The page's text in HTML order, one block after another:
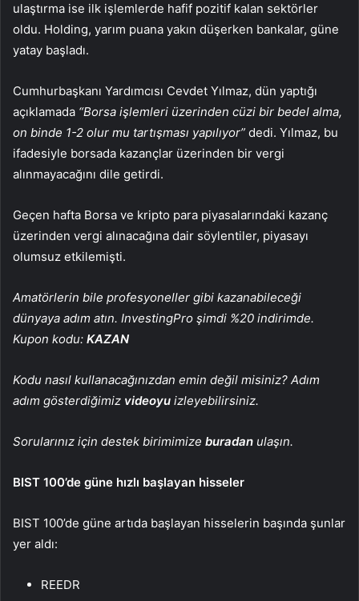
ulaştırma ise ilk işlemlerde hafif pozitif kalan sektörler
oldu. Holding, yarım puana yakın düşerken bankalar, güne
yatay başladı.
Cumhurbaşkanı Yardımcısı Cevdet Yılmaz, dün yaptığı
açıklamada “Borsa işlemleri üzerinden cüzi bir bedel alma,
on binde 1-2 olur mu tartışması yapılıyor” dedi. Yılmaz, bu
ifadesiyle borsada kazançlar üzerinden bir vergi
alınmayacağını dile getirdi.
Geçen hafta Borsa ve kripto para piyasalarındaki kazanç
üzerinden vergi alınacağına dair söylentiler, piyasayı
olumsuz etkilemişti.
Amatörlerin bile profesyoneller gibi kazanabileceği
dünyaya adım atın. InvestingPro şimdi %20 indirimde.
Kupon kodu: KAZAN
Kodu nasıl kullanacağınızdan emin değil misiniz? Adım
adım gösterdiğimiz videoyu izleyebilirsiniz.
Sorularınız için destek birimimize buradan ulaşın.
BIST 100’de güne hızlı başlayan hisseler
BIST 100’de güne artıda başlayan hisselerin başında şunlar
yer aldı:
REEDR